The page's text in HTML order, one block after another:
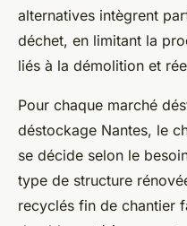
alternatives intègrent
déchet, en limitant la
liés à la démolition et
Pour chaque marché
déstockage Nantes, le
se décide selon le
type de structure
recyclés fin de chantier